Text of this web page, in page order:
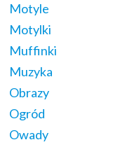
Motyle
Motylki
Muffinki
Muzyka
Obrazy
Ogród
Owady